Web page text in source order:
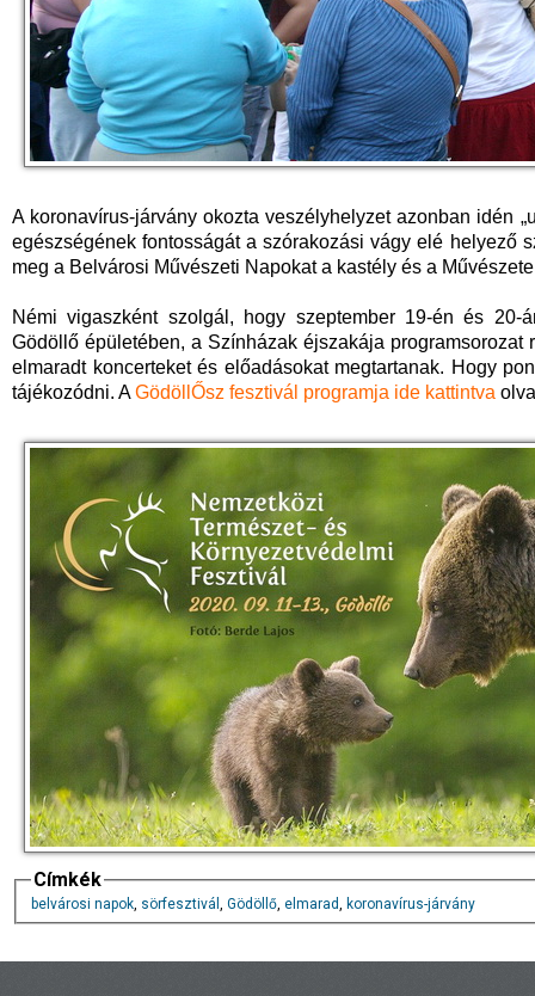
A koronavírus-járvány okozta veszélyhelyzet azonban idén
egészségének fontosságát a szórakozási vágy elé helyező
meg a Belvárosi Művészeti Napokat a kastély és a
Némi vigaszként szolgál, hogy szeptember 19-én és
Gödöllő épületében, a Színházak éjszakája
elmaradt koncerteket és előadásokat megtartanak. Hogy
tájékozódni. AGödöllŐsz fesztivál programja ide kattintva
Címkék
belvárosi napok, sörfesztivál , Gödöllő, elmarad, koronavírus-járvány